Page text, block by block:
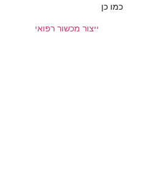
כמו כן
ייצור מכשור רפואי